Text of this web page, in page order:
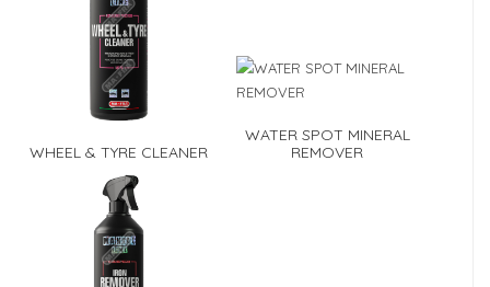
WHEEL & TYRE CLEANER
WATER SPOT MINERAL
REMOVER